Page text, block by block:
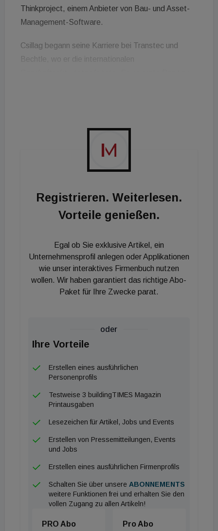
Thinkproject, einem Anbieter von Bau- und Asset-
Management-Software.
Csillag begann seine Karriere bei Transtec und
Bechtle, wo er die internationalen
deutschen Geschäfts von Exact an Sage übernahm
Sales und des Managing Director der Bereiche
Registrieren. Weiterlesen.
Vorteile genießen.
Egal ob Sie exklusive Artikel, ein
Unternehmensprofil anlegen oder Applikationen
wie unser interaktives Firmenbuch nutzen
wollen. Wir haben garantiert das richtige Abo-
Paket für Ihre Zwecke parat.
oder
Ihre Vorteile
Erstellen eines ausführlichen
Personenprofils
Testweise 3 buildingTIMES Magazin
Printausgaben
Lesezeichen für Artikel, Jobs und Events
Erstellen von Pressemitteilungen, Events
und Jobs
Erstellen eines ausführlichen Firmenprofils
Schalten Sie über unsere ABONNEMENTS
weitere Funktionen frei und erhalten Sie den
vollen Zugang zu allen Artikeln!
PRO Abo
Pro Abo